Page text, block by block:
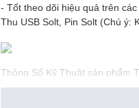
- Tốt theo dõi hiệu quả trên
Thu USB Solt, Pin Solt (Chú
Thông Số Kỹ Thuật sản phẩm
Chuột Độ dày: 3.5cm Bấm nút:
thiết lập mặc định là 1600